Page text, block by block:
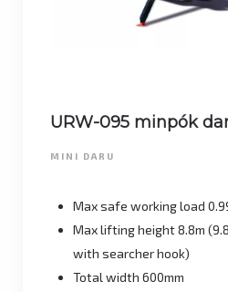
URW-095 minpók
MINI DARU
Max safe working load
Max lifting height 8.8m
with searcher hook)
Total width 600mm